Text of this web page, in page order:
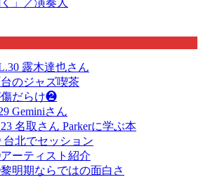
露木達也さん
のジャズ喫茶
傷だらけ❷
Geminiさん
名取さん Parkerに学ぶ本
北でセッション
ーティスト紹介
明期ならではの面白さ